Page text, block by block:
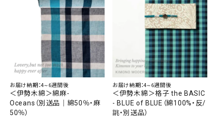
お届け納期：4~6週間後
＜伊勢木綿＞綿麻-
Oceans（別送品｜綿50％・麻
50％）
お届け納期：4~6週間後
＜伊勢木綿＞格子 the BASIC
- BLUE of BLUE（綿100%・反/
誂・別送品）